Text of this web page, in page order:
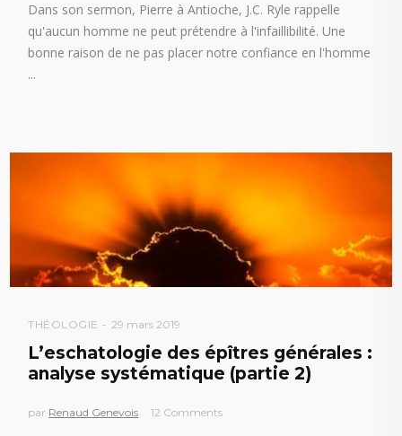
Dans son sermon, Pierre à Antioche, J.C. Ryle rappelle
qu'aucun homme ne peut prétendre à l'infaillibilité. Une
bonne raison de ne pas placer notre confiance en l'homme
THÉOLOGIE 29 mars 2019
L’eschatologie des épîtres générales :
analyse systématique (partie 2)
par Renaud Genevois 12 Comments